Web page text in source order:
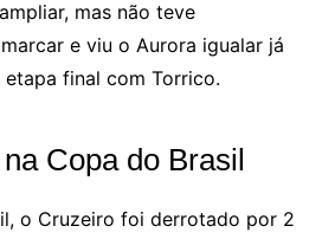
mas não teve
e viu o Aurora igualar já
final com Torrico.
Copa do Brasil
o Cruzeiro foi derrotado por 2